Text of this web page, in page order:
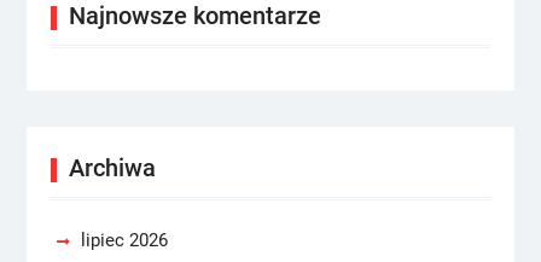
Najnowsze komentarze
Archiwa
lipiec 2026